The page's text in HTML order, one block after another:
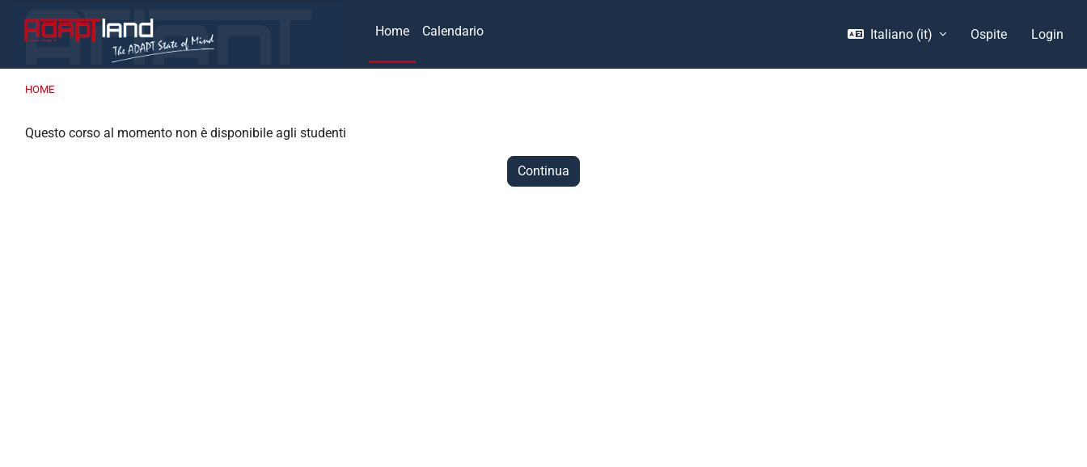
Home
Calendario Italiano ‎(it)‎ Ospite Login
HOME
Questo corso al momento non è disponibile agli studenti
Continua